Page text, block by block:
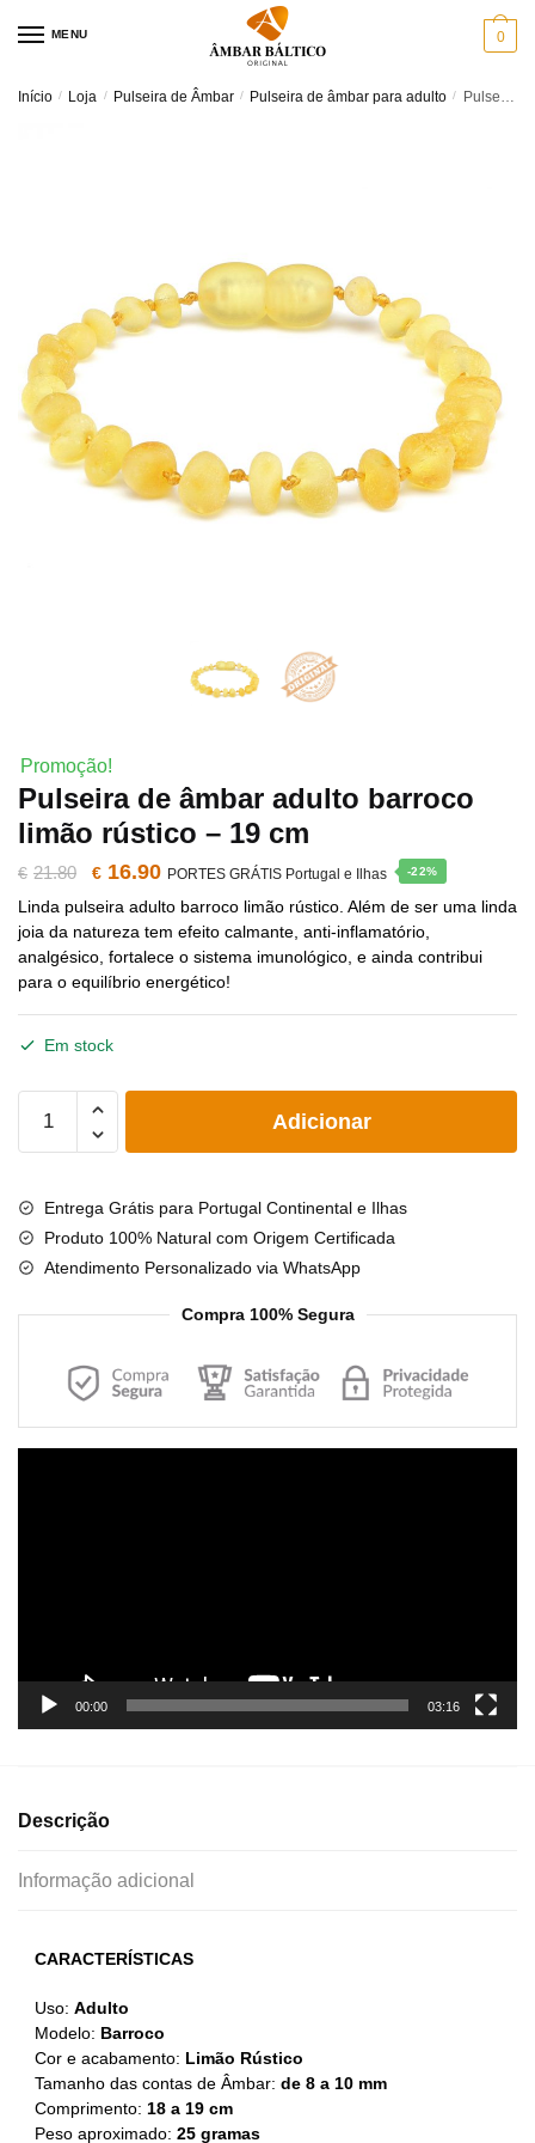
MENU 0
Início / Loja / Pulseira de Âmbar / Pulseira de âmbar para adulto / Pulseira de âmbar adulto barroco limão rústico – 19 cm
Promoção!
Pulseira de âmbar adulto barroco
limão rústico – 19 cm
€ 21.80
O
preço
original
era:
€21.80.
€ 16.90O
preço
atual
é:
PORTES GRÁTIS Portugal e Ilhas -22%
Linda pulseira adulto barroco limão rústico. Além de ser uma linda
joia da natureza tem efeito calmante, anti-inflamatório,
analgésico, fortalece o sistema imunológico, e ainda contribui
para o equilíbrio energético!
Em stock
Quantidade
âmbar
adulto
barroco
Adicionar
Entrega Grátis para Portugal Continental e Ilhas
Produto 100% Natural com Origem Certificada
Atendimento Personalizado via WhatsApp
Compra 100% Segura
00:00 03:16
Descrição
Informação adicional
CARACTERÍSTICAS
Uso: Adulto
Modelo: Barroco
Cor e acabamento: Limão Rústico
Tamanho das contas de Âmbar: de 8 a 10 mm
Comprimento: 18 a 19 cm
Peso aproximado: 25 gramas